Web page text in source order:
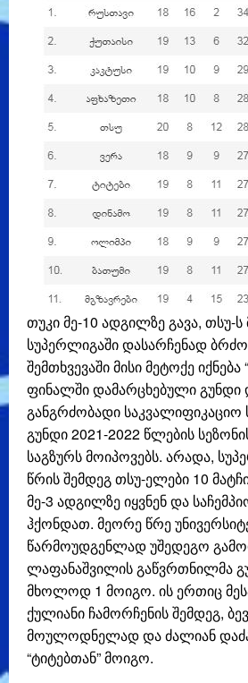
თუკი მე-10 ადგილზე გავა, თსუ-ს
სუპერლიგაში დასარჩენად
შემთხვევაში მისი მეტოქე იქნება
ფინალში დამარცხებული გუნდი
განგრძობადი საკვალიფიკაციო
გუნდი 2021-2022 წლების
საგზურს მოიპოვებს. არადა,
წრის შემდეგ თსუ-ელები 10
მე-3 ადგილზე იყვნენ და
ჰქონდათ. მეორე წრე
წარმოუდგენლად უშედეგო
ლაფანაშვილის გაწვრთნილმა
მხოლოდ 1 მოიგო. ის ერთიც
ქულიანი ჩამორჩენის შემდეგ,
მოულოდნელად და ძალიან
“ტიტებთან” მოიგო.